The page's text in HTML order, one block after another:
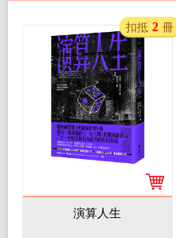
演算人生
扣抵 2 冊